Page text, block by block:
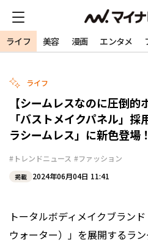
ライフ 美容 漫画 エンタメ
ライフ
【シームレスなのに圧倒
「バストメイクパネル」
ラシームレス」に新色登場！
#トレンドニュース #ファッション
掲載 2024年06月04日 11:41
トータルボディメイクブラン
ウォーター）」を展開するラ